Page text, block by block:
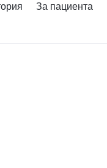
За пациента